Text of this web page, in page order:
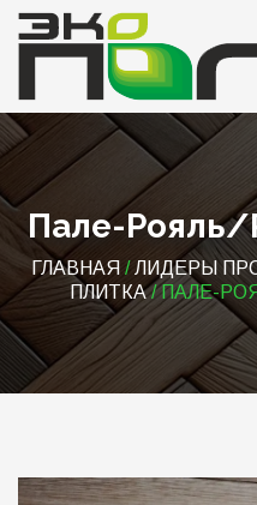
Пале-Рояль/
ГЛАВНАЯ /ЛИДЕРЫ
ПЛИТКА/ ПАЛЕ-